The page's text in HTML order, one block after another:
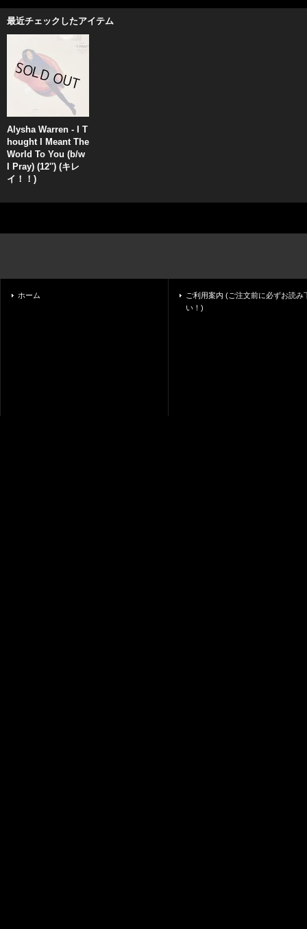
最近チェックしたアイテム
Alysha Warren - I T
hought I Meant The
World To You (b/w
I Pray) (12'') (キレ
イ！！)
ホーム
ご利用案内 (ご注文前に必ずお読み
い！)